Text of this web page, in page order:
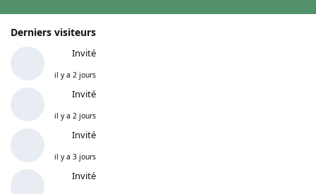
Derniers visiteurs
Invité
il y a 2 jours
Invité
il y a 2 jours
Invité
il y a 3 jours
Invité